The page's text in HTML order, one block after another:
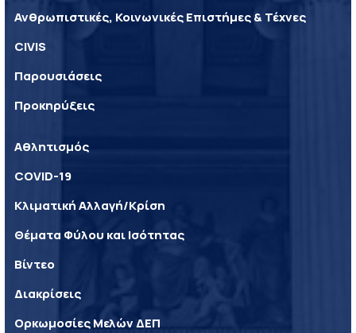
Ανθρωπιστικές, Κοινωνικές Επιστήμες & Τέχνες
CIVIS
Παρουσιάσεις
Προκηρύξεις
Αθλητισμός
COVID-19
Κλιματική Αλλαγή/Κρίση
Θέματα Φύλου και Ισότητας
Βίντεο
Διακρίσεις
Ορκωμοσίες Μελών ΔΕΠ